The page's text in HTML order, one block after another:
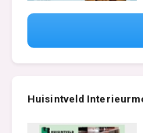
Huisintveld